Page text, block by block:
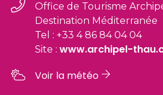
Office de Tourisme
Destination Méditerranée
Tel : +33 4 86 84 04 04
Site : www.archipel-
Voir la météo